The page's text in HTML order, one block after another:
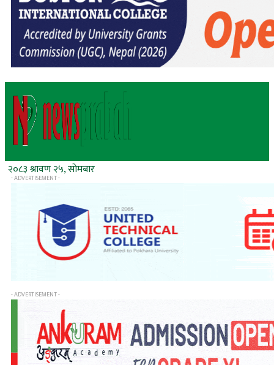
२०८३ श्रावण २५, सोमबार
- ADVERTISEMENT -
- ADVERTISEMENT -